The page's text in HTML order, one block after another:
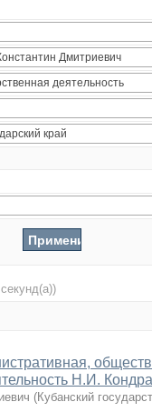
Н.И.
(Кубанский